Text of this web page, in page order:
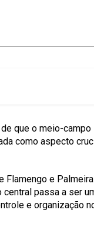
que o meio-
como aspecto
Flamengo e
passa a ser
e organização